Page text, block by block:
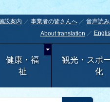
設案内 事業者の皆さんへ 音声読
About translation
健康・福
祉
観光・スポ
化